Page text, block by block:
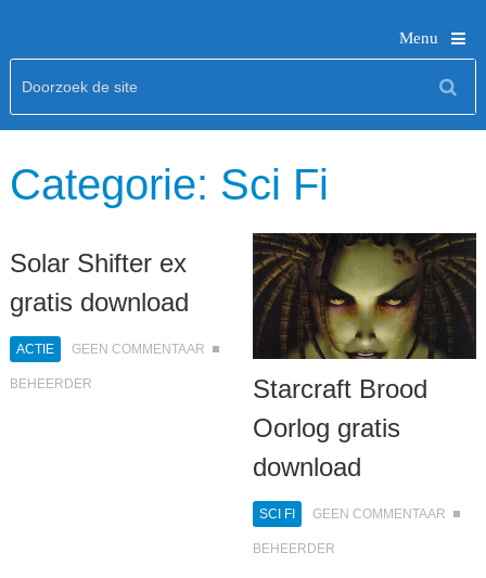
Menu
Categorie: Sci Fi
Solar Shifter ex
gratis download
ACTIE GEEN COMMENTAAR
BEHEERDER
Starcraft Brood
Oorlog gratis
download
SCI FI GEEN COMMENTAAR
BEHEERDER